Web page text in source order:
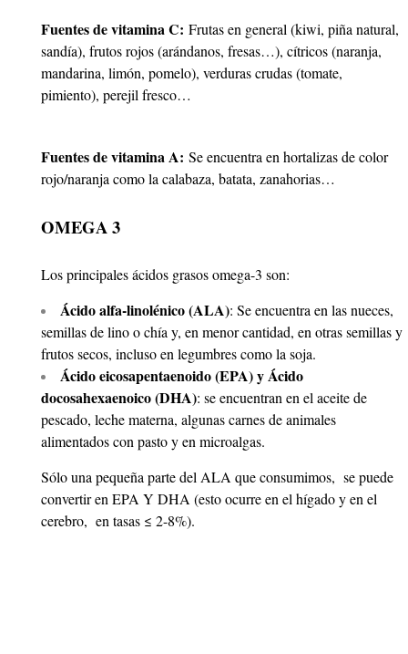
Fuentes de vitamina C: Frutas en general (kiwi, piña natural,
sandía), frutos rojos (arándanos, fresas…), cítricos (naranja,
mandarina, limón, pomelo), verduras crudas (tomate,
pimiento), perejil fresco…
Fuentes de vitamina A: Se encuentra en hortalizas de color
rojo/naranja como la calabaza, batata, zanahorias…
OMEGA 3
Los principales ácidos grasos omega-3 son:
Ácido alfa-linolénico (ALA): Se encuentra en las nueces,
semillas de lino o chía y, en menor cantidad, en otras semillas y
frutos secos, incluso en legumbres como la soja.
Ácido eicosapentaenoido (EPA) y Ácido
docosahexaenoico (DHA): se encuentran en el aceite de
pescado, leche materna, algunas carnes de animales
alimentados con pasto y en microalgas.
Sólo una pequeña parte del ALA que consumimos, se puede
convertir en EPA Y DHA (esto ocurre en el hígado y en el
cerebro, en tasas ≤ 2-8%).